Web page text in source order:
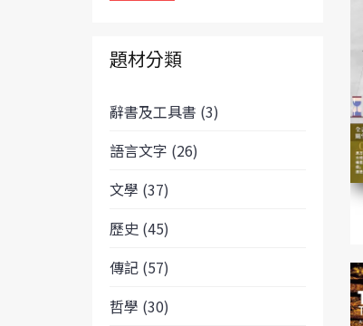
題材分類
辭書及工具書 (3)
語言文字 (26)
文學 (37)
歷史 (45)
傳記 (57)
哲學 (30)